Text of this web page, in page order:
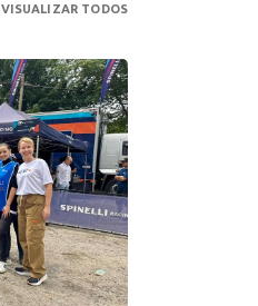
VISUALIZAR TODOS